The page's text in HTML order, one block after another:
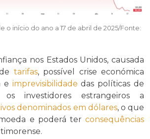
o início do ano a 17 de abril de 2025/Fonte:
nos Estados Unidos, causada
tarifas, possível crise económica
e imprevisibilidade das políticas de
investidores estrangeiros a
denominados em dólares, o que
e poderá ter consequências